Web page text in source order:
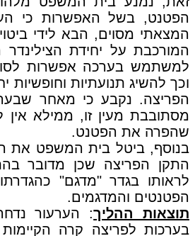
הפטנט, בשל האפשרות כי
המצאתי מסוים, הבא לידי
המורכבת על יחידת הצילינדר
למשתמש בערכה אפשרות
וכך להשיג תנועתיות
הפריצה. נקבע כי מאחר
מסתובבת מעין זו, ממילא
שהפרה את הפטנט.
בנוסף, ביטל בית המשפט את
התקן הפריצה שכן מדובר
הפטנטים והמדגמים.
תוצאות ההליך: הערעור
בערכות לפריצה קרה